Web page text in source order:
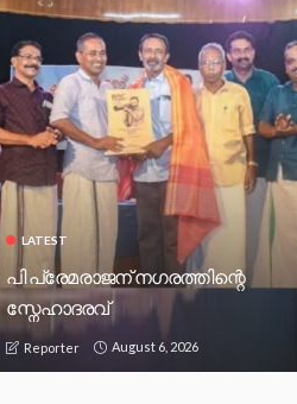
LATEST
പി പ്രേമരാജന് നഗരത്തിന്റെ
സ്നേഹാദരവ്
Reporter August 6, 2026